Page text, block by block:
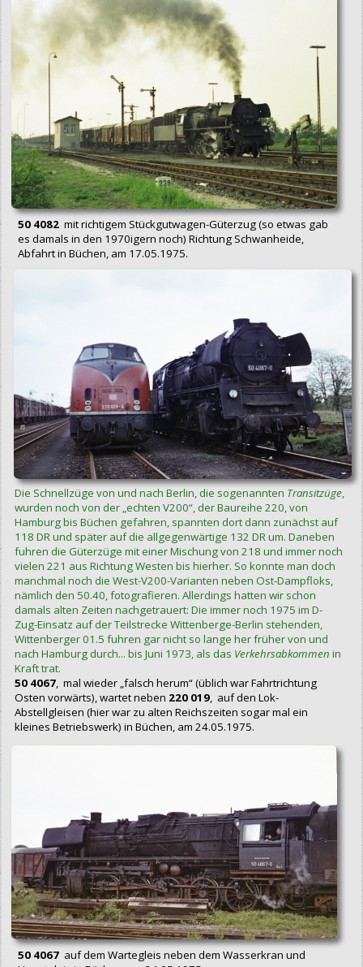
50 4082mit richtigem Stückgutwagen-Güterzug (so etwas gab
es damals in den 1970igern noch) Richtung Schwanheide,
Abfahrt in Büchen, am 17.05.1975.
Die Schnellzüge von und nach Berlin, die sogenannten Transitzüge,
wurden noch von der „echten V200“, der Baureihe 220, von
Hamburg bis Büchen gefahren, spannten dort dann zunächst auf
118 DR und später auf die allgegenwärtige 132 DR um. Daneben
fuhren die Güterzüge mit einer Mischung von 218 und immer noch
vielen 221 aus Richtung Westen bis hierher. So konnte man doch
manchmal noch die West-V200-Varianten neben Ost-Dampfloks,
nämlich den 50.40, fotografieren. Allerdings hatten wir schon
damals alten Zeiten nachgetrauert: Die immer noch 1975 im D-
Zug-Einsatz auf der Teilstrecke Wittenberge-Berlin stehenden,
Wittenberger 01.5 fuhren gar nicht so lange her früher von und
nach Hamburg durch... bis Juni 1973, als das Verkehrsabkommen in
Kraft trat.
50 4067, mal wieder „falsch herum“ (üblich war Fahrtrichtung
Osten vorwärts), wartet neben 220 019, auf den Lok-
Abstellgleisen (hier war zu alten Reichszeiten sogar mal ein
kleines Betriebswerk) in Büchen, am 24.05.1975.
50 4067auf dem Wartegleis neben dem Wasserkran und